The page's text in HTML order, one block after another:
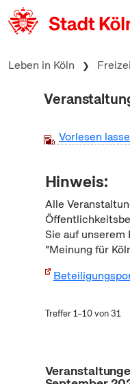
zum Inhalt springen
Leben in Köln
Vorlesen
Hinweis:
Alle
Sie auf
"Meinung für
Treffer 1–10 von 31